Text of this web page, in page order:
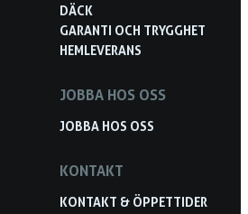
DÄCK
GARANTI OCH TRYGGHET
HEMLEVERANS
JOBBA HOS OSS
JOBBA HOS OSS
KONTAKT
KONTAKT & ÖPPETTIDER